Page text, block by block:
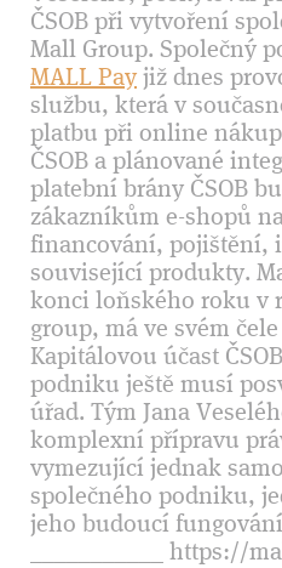
ČSOB při vytvoření
Mall Group. Společný
MALL Payjiž dnes
službu, která v
platbu při online
ČSOB a plánované
platební brány ČSOB
zákazníkům e-shopů
financování, pojištění,
související produkty.
konci loňského roku v
group, má ve svém
Kapitálovou účast
podniku ještě musí
úřad. Tým Jana
komplexní přípravu
vymezující jednak
společného podniku,
jeho budoucí
___________ https://